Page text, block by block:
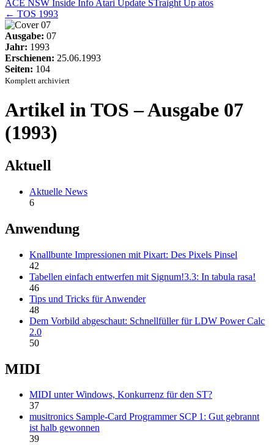
ACE NSW Inside Info Atari Update STraight Up atos
← TOS 1993
Ausgabe: 07
Jahr: 1993
Erschienen: 25.06.1993
Seiten: 104
Komplett archiviert
Artikel in TOS – Ausgabe 07
(1993)
Aktuell
Aktuelle News
6
Anwendung
Knallbunte Impressionen mit Pixart: Des Pixels Pinsel
42
Tabellen einfach entwerfen mit Signum!3.3: In tabula rasa!
46
Tips und Tricks für Anwender
48
Dem Vorbild abgeschaut: Schnellfüller für LDW Power Calc
2.0
50
MIDI
MIDI unter Windows, Konkurrenz für den ST?
37
musitronics Sample-Card Programmer SCP 1: Gut gebrannt
ist halb gewonnen
39